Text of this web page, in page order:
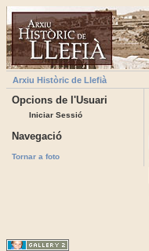
Arxiu Històric de Llefià
Opcions de l'Usuari
Iniciar Sessió
Navegació
Tornar a foto